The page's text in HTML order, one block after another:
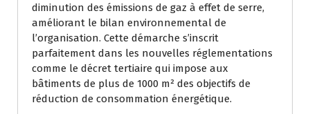
diminution des émissions de gaz à effet de serre,
améliorant le bilan environnemental de
l’organisation. Cette démarche s’inscrit
parfaitement dans les nouvelles réglementations
comme le décret tertiaire qui impose aux
bâtiments de plus de 1000 m² des objectifs de
réduction de consommation énergétique.